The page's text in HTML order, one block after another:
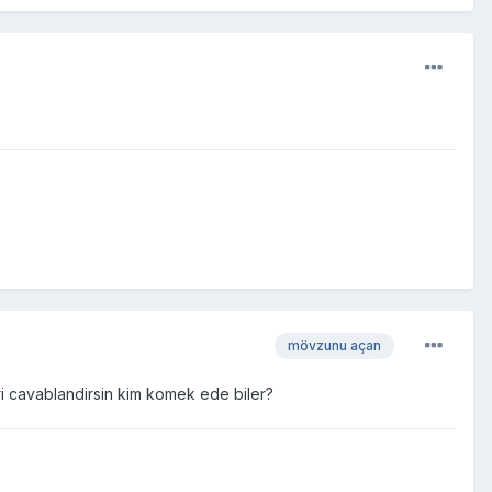
mövzunu açan
cavablandirsin kim komek ede biler?